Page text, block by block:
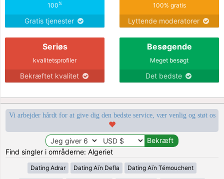
100%
Gratis tjenester
100% gratis
Lyttende moderatorer
Seriøs
kvalitetsprofiler
Bekræftet kvalitet
Besøgende
Meget besøgt
Det bedste
Vi arbejder hårdt for at give dig den bedste service, vær venlig og støt os
Find singler i områderne: Algeriet
Dating Adrar Dating Aïn Defla Dating Aïn Témouchent